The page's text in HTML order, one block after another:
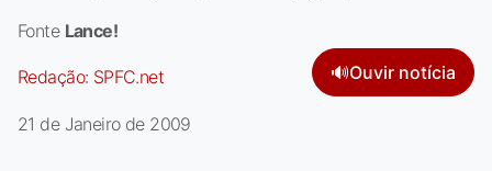
Fonte Lance!
Redação: SPFC.net 🔊Ouvir notícia
21 de Janeiro de 2009